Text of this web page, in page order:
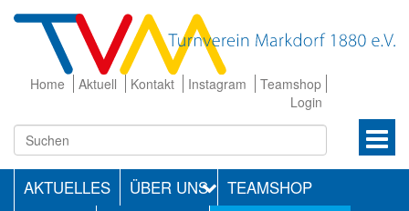
Home Aktuell Kontakt Instagram
Teamshop
Login
AKTUELLES ÜBER UNS
TEAMSHOP